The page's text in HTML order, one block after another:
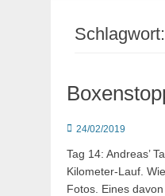
Schlagwort:
Posted
24/02/2019
Tag 14: Andreas’
Kilometer-Lauf.
Fotos. Eines